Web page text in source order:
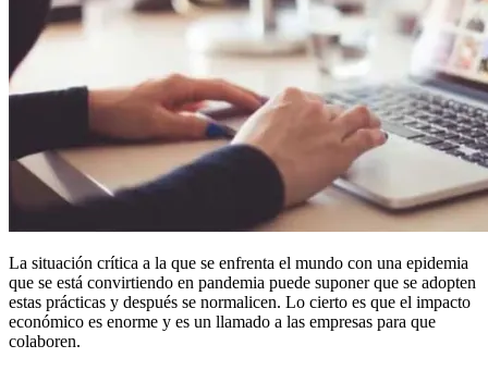
La situación crítica a la que se enfrenta el mundo con una epidemia
que se está convirtiendo en pandemia puede suponer que se adopten
estas prácticas y después se normalicen. Lo cierto es que el impacto
económico es enorme y es un llamado a las empresas para que
colaboren.